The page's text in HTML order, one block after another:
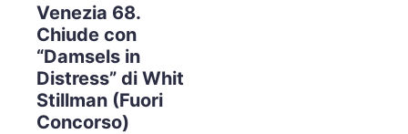
Venezia 68.
Chiude con
“Damsels in
Distress” di Whit
Stillman (Fuori
Concorso)